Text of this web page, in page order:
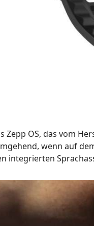
Zepp OS, das vom
wenn auf